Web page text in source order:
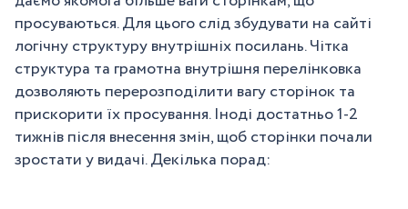
просуваються. Для цього слід збудувати на сайті
логічну структуру внутрішніх посилань. Чітка
структура та грамотна внутрішня перелінковка
дозволяють перерозподілити вагу сторінок та
прискорити їх просування. Іноді достатньо 1-2
тижнів після внесення змін, щоб сторінки почали
зростати у видачі. Декілька порад: